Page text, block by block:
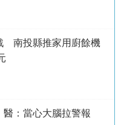
南投縣推家用廚餘機
：當心大腦拉警報